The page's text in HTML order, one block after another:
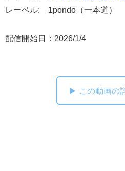
レーベル: 1pondo（一本道）
配信開始日：2026/1/4
▶ この動画の